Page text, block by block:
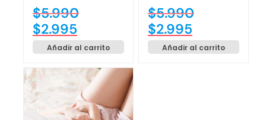
$5.990
$2.995
Añadir al carrito
$5.990
$2.995
Añadir al carrito